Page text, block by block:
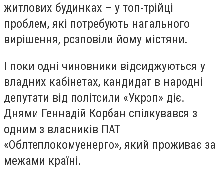
житлових будинках – у топ-трійці
проблем, які потребують нагального
вирішення, розповіли йому містяни.
І поки одні чиновники відсиджуються у
владних кабінетах, кандидат в народні
депутати від політсили «Укроп» діє.
Днями Геннадій Корбан спілкувався з
одним з власників ПАТ
«Облтеплокомуенерго», який проживає за
межами країні.